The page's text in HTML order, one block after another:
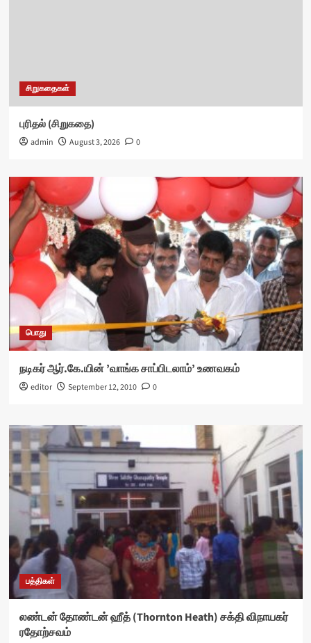
சிறுகதைகள்
புரிதல் (சிறுகதை)
admin August 3, 2026 0
பொது
நடிகர் ஆர்.கே.யின் ’வாங்க சாப்பிடலாம்’ உணவகம்
editor September 12, 2010 0
பத்திகள்
லண்டன் தோண்டன் ஹீத் (Thornton Heath) சக்தி விநாயகர்
ரதோற்சவம்